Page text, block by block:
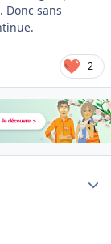
sans
2